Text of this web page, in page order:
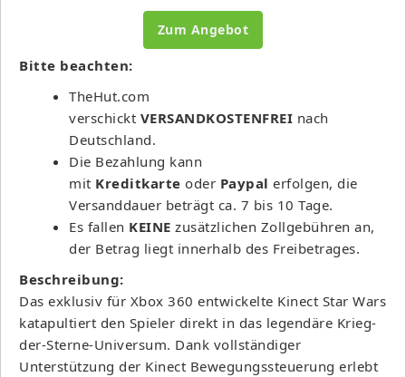
Zum Angebot
Bitte beachten:
TheHut.com
verschickt VERSANDKOSTENFREI nach
Deutschland.
Die Bezahlung kann
mit Kreditkarte oder Paypal erfolgen, die
Versanddauer beträgt ca. 7 bis 10 Tage.
Es fallen KEINE zusätzlichen Zollgebühren an,
der Betrag liegt innerhalb des Freibetrages.
Beschreibung:
Das exklusiv für Xbox 360 entwickelte Kinect Star Wars
katapultiert den Spieler direkt in das legendäre Krieg-
der-Sterne-Universum. Dank vollständiger
Unterstützung der Kinect Bewegungssteuerung erlebt